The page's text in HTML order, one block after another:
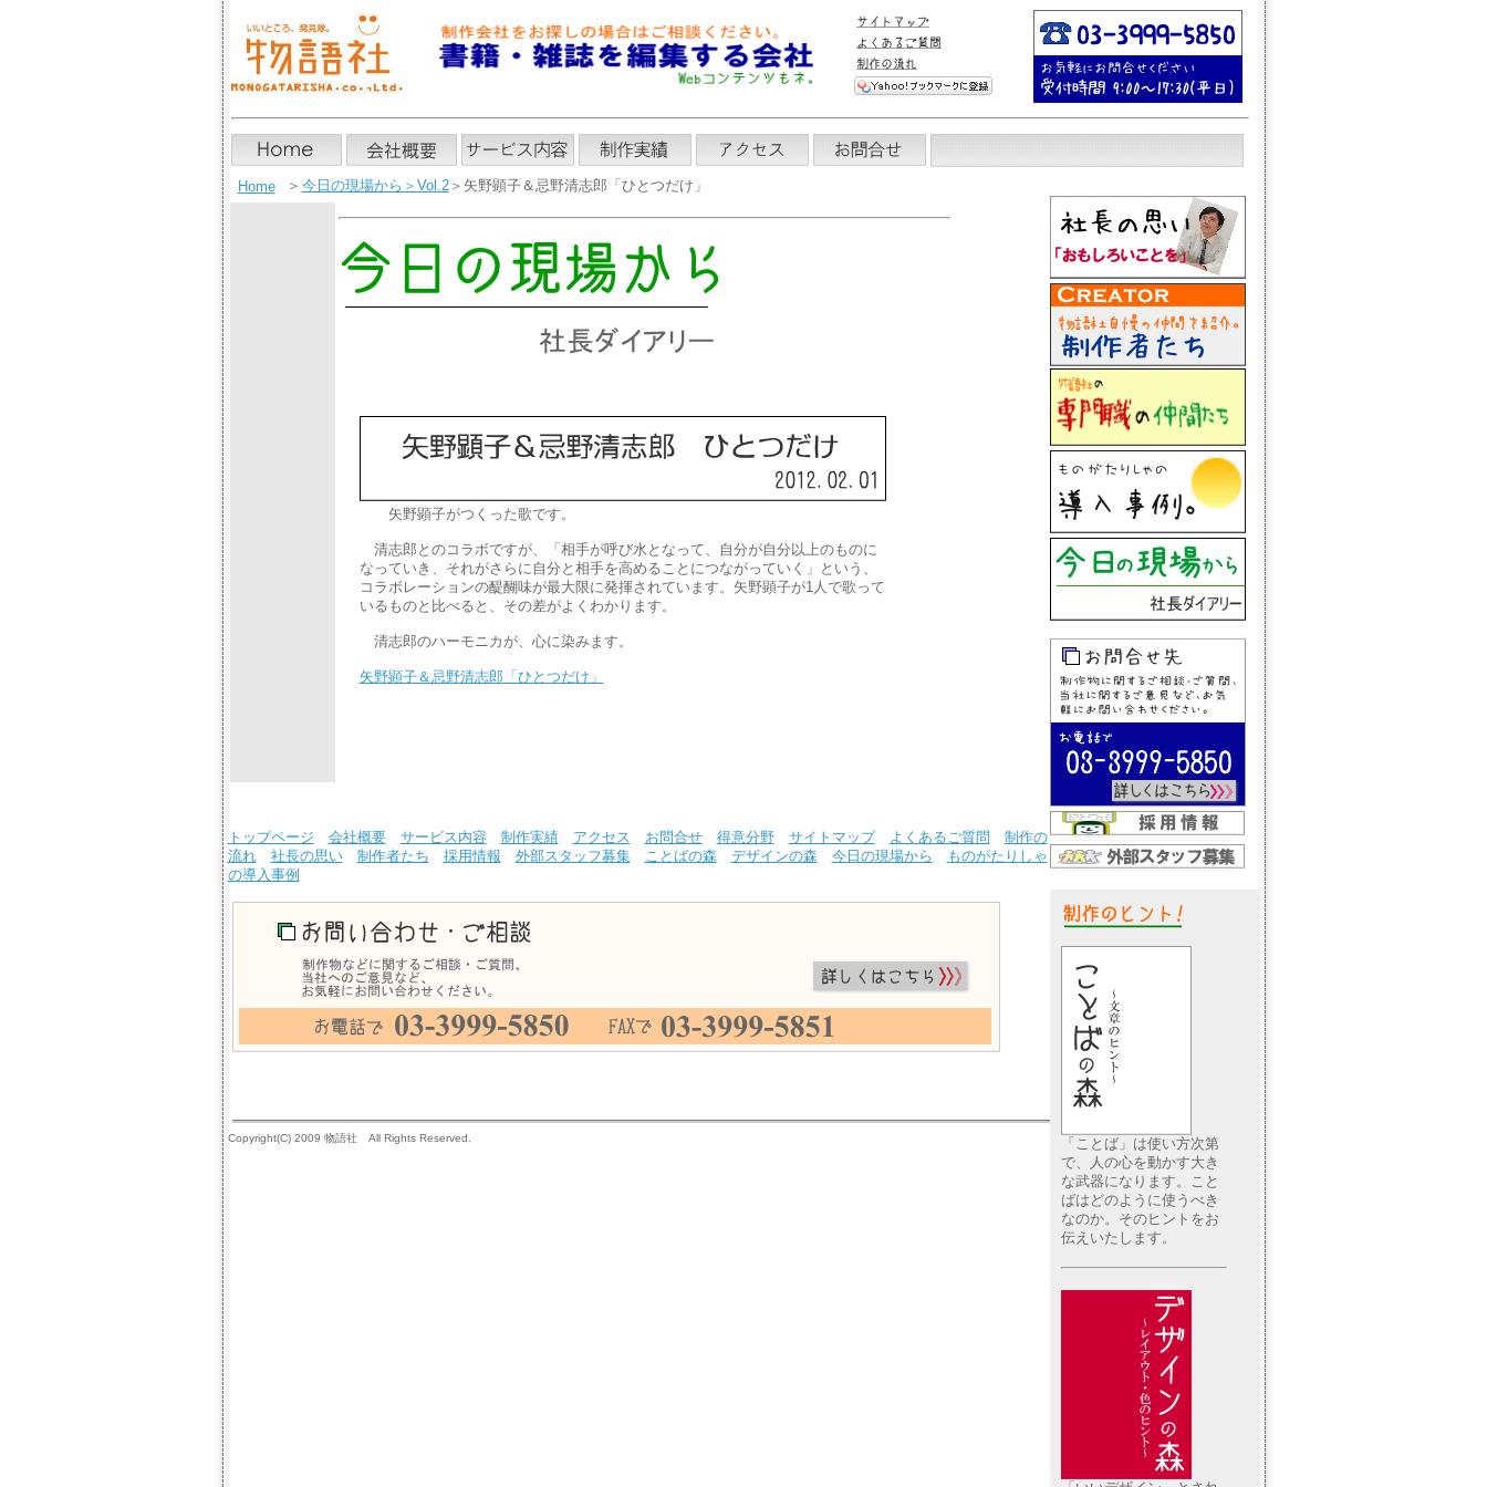
Home ＞ 今日の現場から ＞ Vol.2＞矢野顕子＆忌野清志郎「ひとつだけ」
矢野顕子がつくった歌です。
清志郎とのコラボですが、「相手が呼び水となって、自分が自分以上のものに
なっていき、それがさらに自分と相手を高めることにつながっていく」という、
コラボレーションの醍醐味が最大限に発揮されています。矢野顕子が1人で歌って
いるものと比べると、その差がよくわかります。
清志郎のハーモニカが、心に染みます。
矢野顕子＆忌野清志郎「ひとつだけ」
トップページ 会社概要 サービス内容 制作実績 アクセス お問合せ 得意分野 サイトマップ よくあるご質問
制作の
流れ
社長の思い 制作者たち 採用情報 外部スタッフ募集 ことばの森 デザインの森 今日の現場から
ものがたりしゃ
の導入事例
Copyright(C) 2009 物語社 All Rights Reserved.
「ことば」は使い方次第
で、人の心を動かす大き
な武器になります。こと
ばはどのように使うべき
なのか。そのヒントをお
伝えいたします。